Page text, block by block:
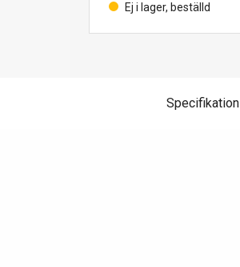
Ej i lager, beställd
Specifikation